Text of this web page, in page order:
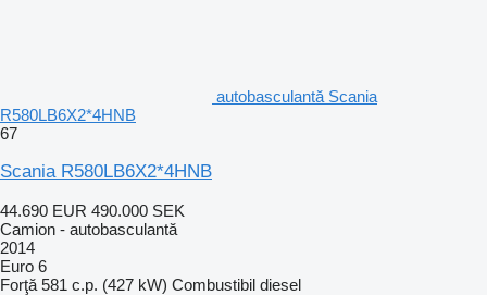
autobasculantă Scania
R580LB6X2*4HNB
67
Scania R580LB6X2*4HNB
44.690 EUR 490.000 SEK
Camion - autobasculantă
2014
Euro 6
Forţă 581 c.p. (427 kW) Combustibil diesel